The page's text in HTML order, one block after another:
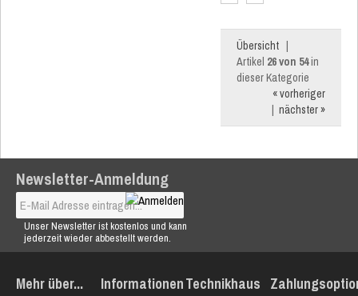
Übersicht |
Artikel 26 von 54in
dieser Kategorie
« vorheriger
| nächster »
Newsletter-Anmeldung
Unser Newsletter ist kostenlos und kann
jederzeit wieder abbestellt werden.
Mehr über... InformationenTechnikhaus